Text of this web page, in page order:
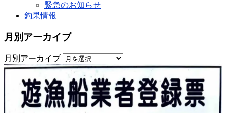
緊急のお知らせ
釣果情報
月別アーカイブ
月別アーカイブ